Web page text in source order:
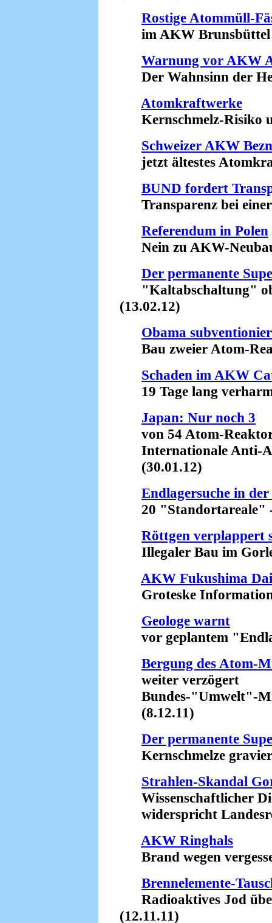
Rostige Atommüll-
im AKW Brunsbüttel
Warnung vor AKW
Der Wahnsinn der
Atomkraftwerke
Kernschmelz-Risiko
Schweizer AKW
jetzt ältestes
BUND fordert
Transparenz bei einer
Referendum in Polen
Nein zu AKW-
Der permanente
"Kaltabschaltung"
(13.02.12)
Obama
Bau zweier Atom-
Schaden im AKW
19 Tage lang
Japan: Nur noch 3
von 54 Atom-
Internationale Anti-
(30.01.12)
Endlagersuche in der
20 "Standortareale" -
Röttgen verplappert
Illegaler Bau im
AKW Fukushima
Groteske
Geologe warnt
vor geplantem
Bergung des Atom-
weiter verzögert
Bundes-"Umwelt"-
(8.12.11)
Der permanente
Kernschmelze
Strahlen-Skandal
Wissenschaftlicher
widerspricht
AKW Ringhals
Brand wegen
Brennelemente-
Radioaktives Jod
(12.11.11)